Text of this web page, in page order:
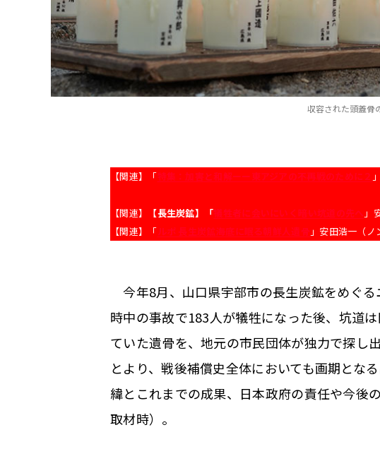
収容された頭蓋骨
【関連】「特集：加害と和解ーー東アジアの不再戦のために２
【関連】 【長生炭鉱】「犠牲者に会いにいく――暗い坑道の先へ 」
【関連】「ルポ 長生炭鉱――海底に眠る朝鮮人遺骨 」安田浩一（ノ
今年8月、山口県宇部市の長生炭鉱をめぐ
時中の事故で183人が犠牲になった後、坑道
ていた遺骨を、地元の市民団体が独力で探し
とより、戦後補償史全体においても画期とな
緯とこれまでの成果、日本政府の責任や今後
取材時）。